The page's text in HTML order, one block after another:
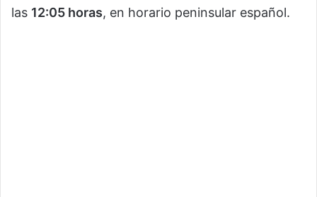
las 12:05 horas, en horario peninsular español.